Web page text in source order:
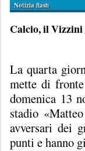
Notizia flash
Calcio, il Vizzini
La quarta
mette di
domenica 13
stadio
avversari dei
punti e hanno